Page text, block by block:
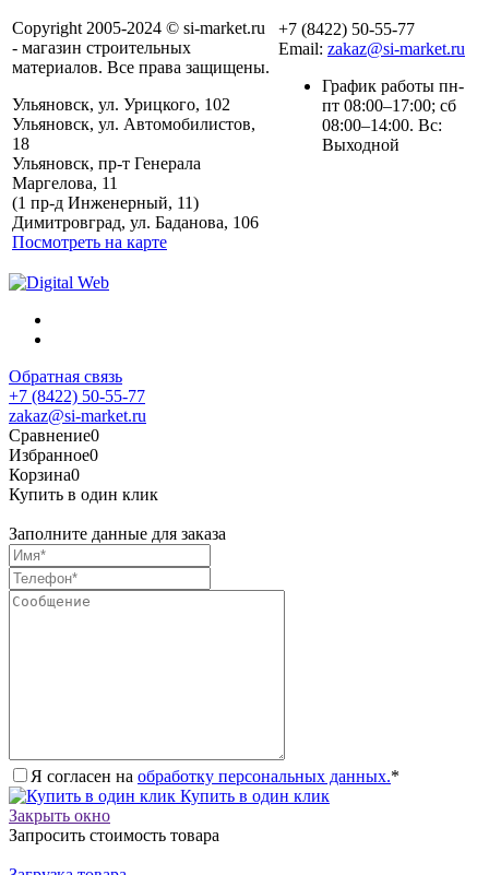
Copyright 2005-2024 © si-market.ru
- магазин строительных
материалов. Все права защищены.
Ульяновск, ул. Урицкого, 102
Ульяновск, ул. Автомобилистов,
18
Ульяновск, пр-т Генерала
Маргелова, 11
(1 пр-д Инженерный, 11)
Димитровград, ул. Баданова, 106
Посмотреть на карте
+7 (8422) 50-55-77
Email: zakaz@si-market.ru
График работы пн-
пт 08:00–17:00; сб
08:00–14:00. Вс:
Выходной
Обратная связь
+7 (8422) 50-55-77
zakaz@si-market.ru
Сравнение0
Избранное0
Корзина0
Купить в один клик
Заполните данные для заказа
Я согласен на обработку персональных данных.*
Купить в один клик
Закрыть окно
Запросить стоимость товара